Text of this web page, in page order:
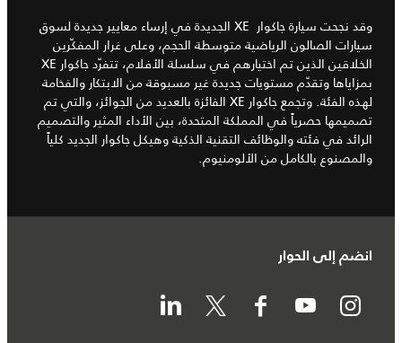
وقد نجحت سيارة جاكوار XE الجديدة في إرساء معايير جديدة لسوق
سيارات الصالون الرياضية متوسطة الحجم، وعلى غرار المفكّرين
الخلاقين الذين تم اختيارهم في سلسلة الأفلام، تتفرّد جاكوار XE
بمزاياها وتقدّم مستويات جديدة غير مسبوقة من الابتكار والفخامة
لهذه الفئة. وتجمع جاكوار XE الفائزة بالعديد من الجوائز، والتي تم
تصميمها حصرياً في المملكة المتحدة، بين الأداء المثير والتصميم
الرائد في فئته والوظائف التقنية الذكية وهيكل جاكوار الجديد كلياً
والمصنوع بالكامل من الألومنيوم.
انضم إلى الحوار